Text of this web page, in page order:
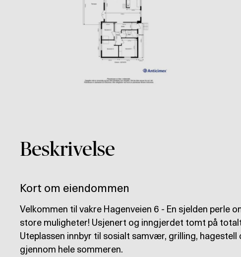
Beskrivelse
Kort om eiendommen
Velkommen til vakre Hagenveien 6 - En sjelden perle
store muligheter! Usjenert og inngjerdet tomt på totalt
Uteplassen innbyr til sosialt samvær, grilling, hagestell
gjennom hele sommeren.